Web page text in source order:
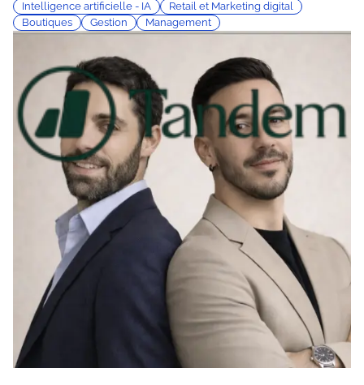
Intelligence artificielle - IA
Retail et Marketing digital
Boutiques
Gestion Management